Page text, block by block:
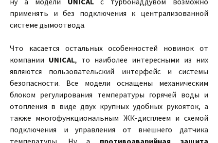
применять и без подключения к централизованной
системе дымоотвода.
Что касается остальных особенностей новинок от
компании UNICAL, то наиболее интересными из них
являются пользовательский интерфейс и системы
безопасности. Все модели оснащены механическим
блоком регулирования температуры горячей воды и
отопления в виде двух крупных удобных рукояток, а
также многофункциональным ЖК-дисплеем и схемой
подключения и управления от внешнего датчика
температуры. Ну а противоаварийная защита